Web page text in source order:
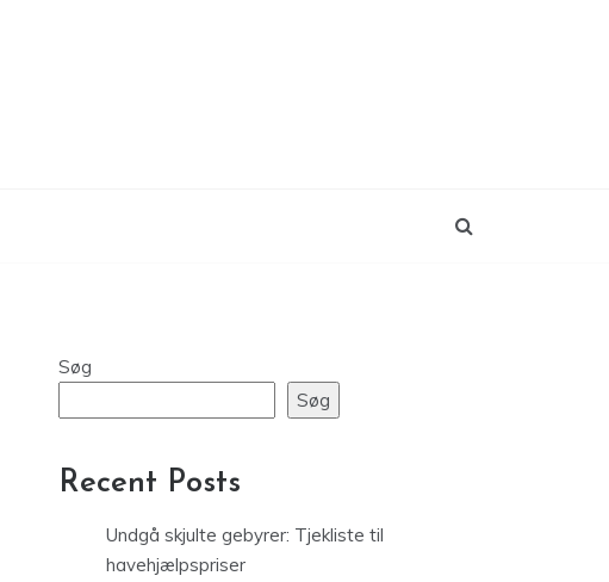
Søg
Søg
Recent Posts
Undgå skjulte gebyrer: Tjekliste til
havehjælpspriser